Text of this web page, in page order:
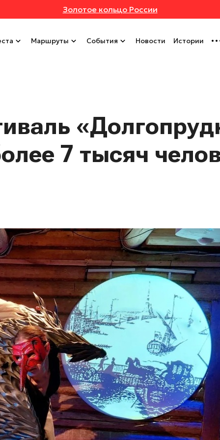
Золотое кольцо России
Маршруты События Новости Истории
7 тысяч